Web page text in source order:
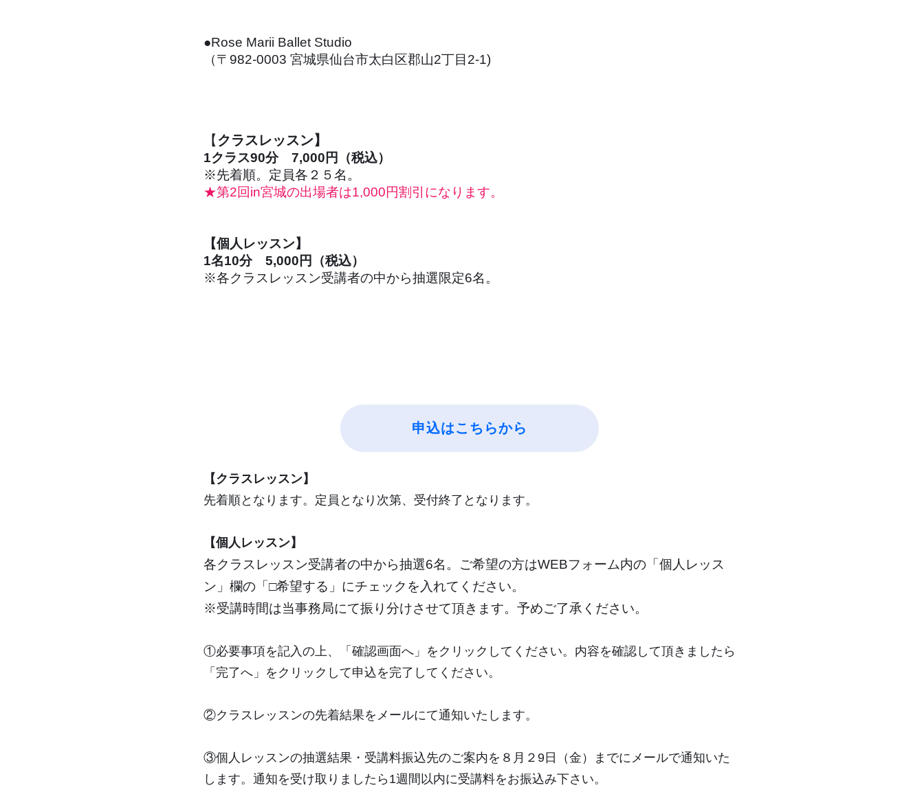
●Rose Marii Ballet Studio
（〒982-0003 宮城県仙台市太白区郡山2丁目2-1)
【クラスレッスン】
1クラス90分 7,000円（税込）
※先着順。定員各２５名。
★第2回in宮城の出場者は1,000円割引になります。
【個人レッスン】
1名10分 5,000円（税込）
※各クラスレッスン受講者の中から抽選限定6名。
【クラスレッスン】
先着順となります。定員となり次第、受付終了となります。
【個人レッスン】
各クラスレッスン受講者の中から抽選6名。ご希望の方はWEBフォーム内の「個人レッス
ン」欄の「□希望する」にチェックを入れてください。
※受講時間は当事務局にて振り分けさせて頂きます。予めご了承ください。
①必要事項を記入の上、「確認画面へ」をクリックしてください。内容を確認して頂きましたら
「完了へ」をクリックして申込を完了してください。
②クラスレッスンの先着結果をメールにて通知いたします。​
③個人レッスンの抽選結果・受講料振込先のご案内を８月２9日（金）までにメールで通知いた
します。通知を受け取りましたら1週間以内に受講料をお振込み下さい。
申込はこちらから